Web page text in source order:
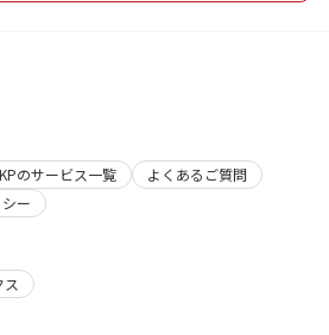
のサービス一覧
よくあるご質問
ー
ス